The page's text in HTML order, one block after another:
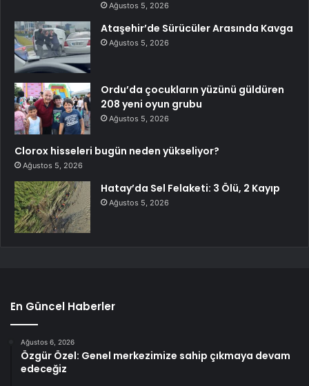
Ağustos 5, 2026
Ataşehir’de Sürücüler Arasında Kavga
Ağustos 5, 2026
Ordu’da çocukların yüzünü güldüren
208 yeni oyun grubu
Ağustos 5, 2026
Clorox hisseleri bugün neden yükseliyor?
Ağustos 5, 2026
Hatay’da Sel Felaketi: 3 Ölü, 2 Kayıp
Ağustos 5, 2026
En Güncel Haberler
Ağustos 6, 2026
Özgür Özel: Genel merkezimize sahip çıkmaya devam
edeceğiz